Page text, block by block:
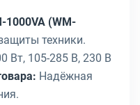
1000VA (WM-
техники.
Вт, 105-285 В, 230 В
Надёжная